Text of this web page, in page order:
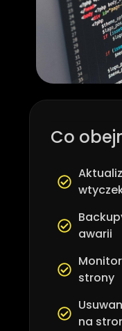
Co
awarii
strony
na